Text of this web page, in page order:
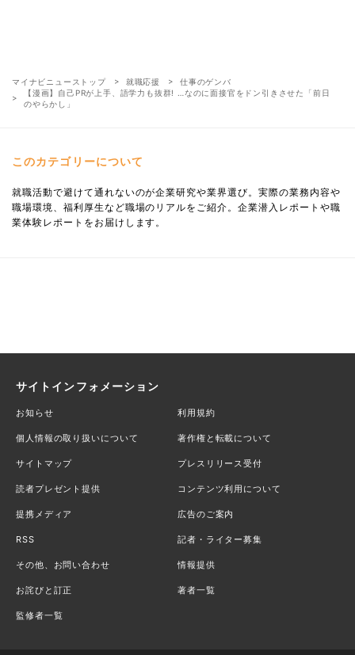
マイナビニューストップ 就職応援
仕事のゲンバ
【漫画】自己PRが上手、語学力も抜群! …なのに面接官をドン引きさせた「前日
のやらかし」
このカテゴリーについて
就職活動で避けて通れないのが企業研究や業界選び。実際の業務内容や
職場環境、福利厚生など職場のリアルをご紹介。企業潜入レポートや職
業体験レポートをお届けします。
サイトインフォメーション
お知らせ 利用規約
個人情報の取り扱いについて 著作権と転載について
サイトマップ プレスリリース受付
読者プレゼント提供 コンテンツ利用について
提携メディア 広告のご案内
RSS 記者・ライター募集
その他、お問い合わせ 情報提供
お詫びと訂正 著者一覧
監修者一覧